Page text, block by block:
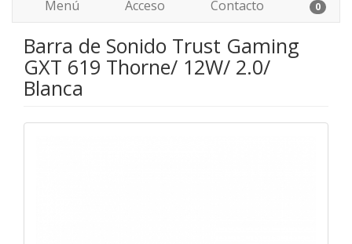
Menú Acceso Contacto 0
Barra de Sonido Trust Gaming
GXT 619 Thorne/ 12W/ 2.0/
Blanca